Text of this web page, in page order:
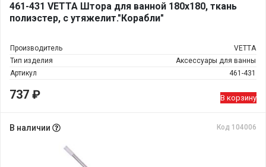
461-431 VETTA Штора для ванной 180х180, ткань
полиэстер, с утяжелит."Корабли"
Производитель
VETTA
Тип изделия
Аксессуары для ванны
Артикул
461-431
737 ₽ В корзину
В наличии Код 104006